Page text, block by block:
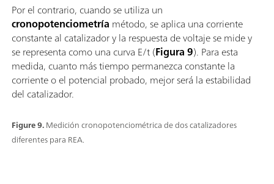
Figure 9.Medición cronopotenciométrica de dos catalizadores
diferentes para REA.
Por el contrario, cuando se utiliza un
cronopotenciometría método, se aplica una corriente
constante al catalizador y la respuesta de voltaje se mide y
se representa como una curva E/t (Figura 9). Para esta
medida, cuanto más tiempo permanezca constante la
corriente o el potencial probado, mejor será la estabilidad
del catalizador.